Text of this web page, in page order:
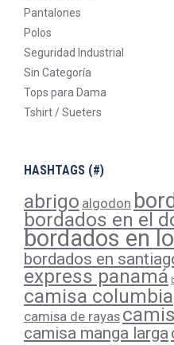
Pantalones
Polos
Seguridad Industrial
Sin Categoría
Tops para Dama
Tshirt / Sueters
HASHTAGS (#)
abrigo algodon
bordados en el
bordados en
bordados en
express panamá
camisa columbia
camisa de rayas
camisa manga larga